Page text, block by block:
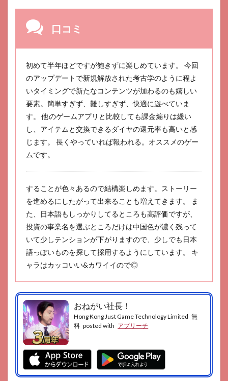
口コミ
初めて半年ほどですが飽きずに楽しめています。 今回
のアップデートで新規解放された考古学のように程よ
いタイミングで新たなコンテンツが加わるのも嬉しい
要素。簡単すぎず、難しすぎず、快適に遊べていま
す。 他のゲームアプリと比較しても課金煽りは緩い
し、アイテムと交換できるダイヤの還元率も高いと感
じます。 長くやっていれば報われる。オススメのゲー
ムです。
することが色々あるので結構楽しめます。ストーリー
を進めるにしたがって出来ることも増えてきます。 ま
た、日本語もしっかりしてるところも高評価ですが、
投資の事業名を選ぶところだけは中国色が濃く残って
いて少しテンションが下がりますので、少しでも日本
語っぽいものを探して採用するようにしています。 キ
ャラはカッコいい&カワイイので◎
おねがい社長！
Hong Kong Just Game Technology Limited 無
料 posted with アプリーチ